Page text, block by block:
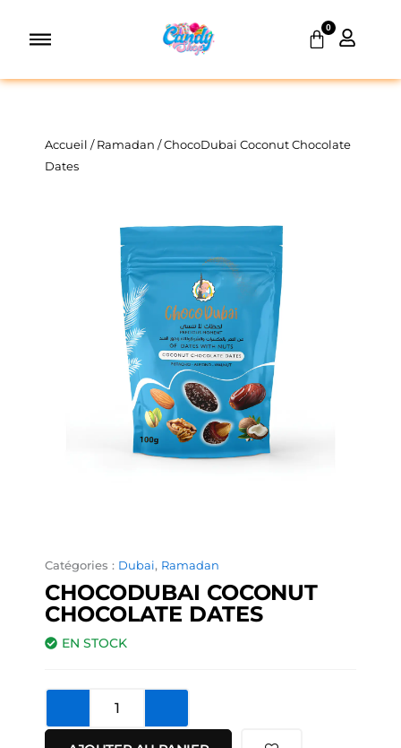
0
Panier
Accueil /Ramadan / ChocoDubai Coconut Chocolate
Dates
Catégories : Dubai, Ramadan
CHOCODUBAI COCONUT
CHOCOLATE DATES
EN STOCK
ChocoDubai